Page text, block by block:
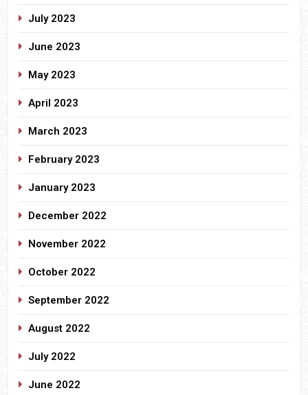
July 2023
June 2023
May 2023
April 2023
March 2023
February 2023
January 2023
December 2022
November 2022
October 2022
September 2022
August 2022
July 2022
June 2022